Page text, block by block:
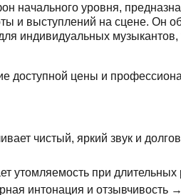
начального уровня,
и выступлений на сцене. Он
индивидуальных музыкантов,
доступной цены и
чистый, яркий звук и
при длительных
интонация и отзывчивость